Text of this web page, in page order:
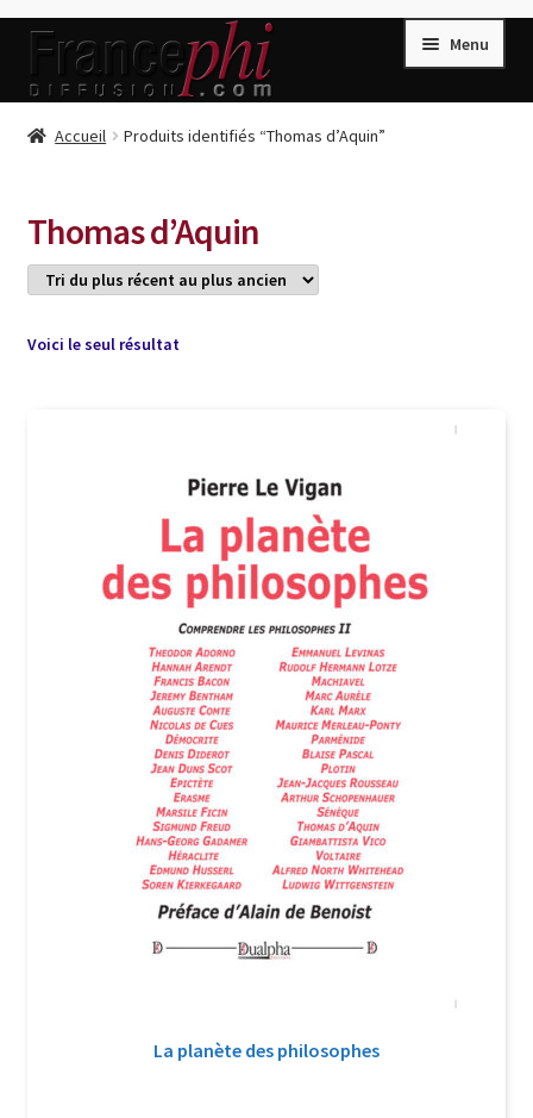
Aller
la
Aller
contenu
Menu
Accueil
Conditions de Vente
Connection
Livres de Peter Randa
Livres de Philippe Randa
Login Customizer
Newsletter
Nous Contacter
Politique de confidentialité et cookies
Qui sommes-nous ?
Soutien à Philippe Randa
Suivi de la Commande
Accueil Produits identifiés “Thomas d’Aquin”
Thomas d’Aquin
Voici le seul résultat
La planète des philosophes